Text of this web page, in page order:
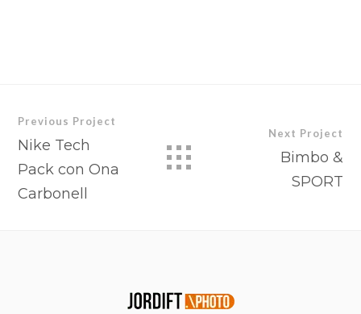
Previous Project
Nike Tech
Pack con Ona
Carbonell
Next Project
Bimbo &
SPORT